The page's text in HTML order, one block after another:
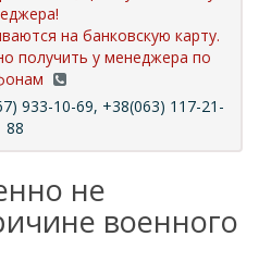
на банковскую карту.
получить у менеджера по
933-10-69, +38(063) 117-21-
88
не
военного